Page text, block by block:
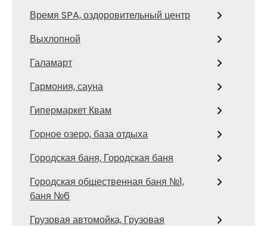
Время SPA, оздоровительный центр
Выхлопной
Галамарт
Гармония, сауна
Гипермаркет Квам
Горное озеро, база отдыха
Городская баня, Городская баня
Городская общественная баня №1,
баня №6
Грузовая автомойка, Грузовая